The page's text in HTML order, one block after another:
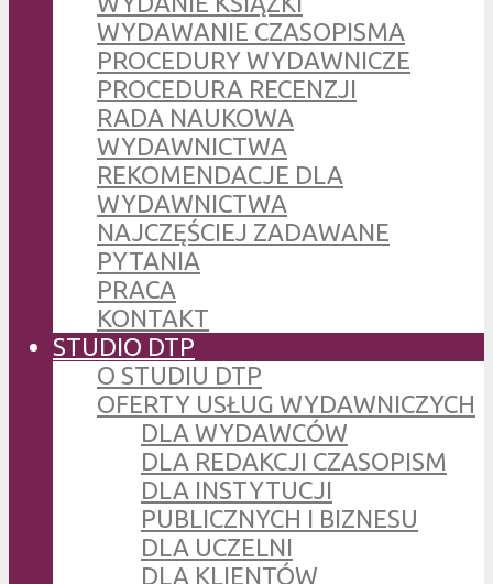
WYDAWANIE CZASOPISMA
PROCEDURY WYDAWNICZE
PROCEDURA RECENZJI
RADA NAUKOWA
WYDAWNICTWA
REKOMENDACJE DLA
WYDAWNICTWA
NAJCZĘŚCIEJ ZADAWANE
PYTANIA
PRACA
KONTAKT
STUDIO DTP
O STUDIU DTP
OFERTY USŁUG WYDAWNICZYCH
DLA WYDAWCÓW
DLA REDAKCJI CZASOPISM
DLA INSTYTUCJI
PUBLICZNYCH I BIZNESU
DLA UCZELNI
DLA KLIENTÓW